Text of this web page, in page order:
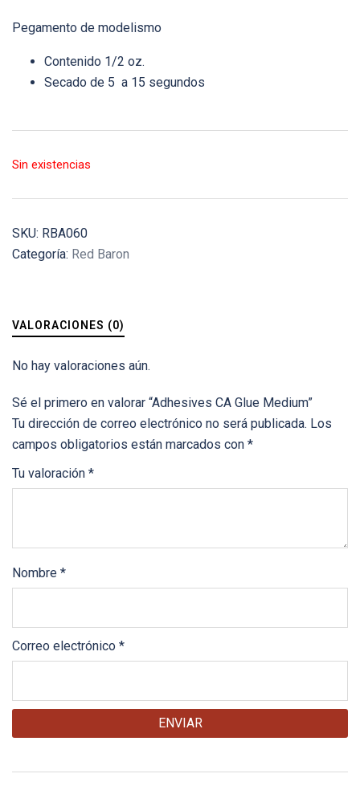
Pegamento de modelismo
Contenido 1/2 oz.
Secado de 5 a 15 segundos
Sin existencias
SKU: RBA060
Categoría: Red Baron
VALORACIONES (0)
No hay valoraciones aún.
Sé el primero en valorar “Adhesives CA Glue Medium”
Tu dirección de correo electrónico no será publicada. Los
campos obligatorios están marcados con *
Tu valoración *
Nombre *
Correo electrónico *